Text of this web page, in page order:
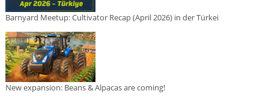
Barnyard Meetup: Cultivator Recap (April 2026) in der Türkei
New expansion: Beans & Alpacas are coming!